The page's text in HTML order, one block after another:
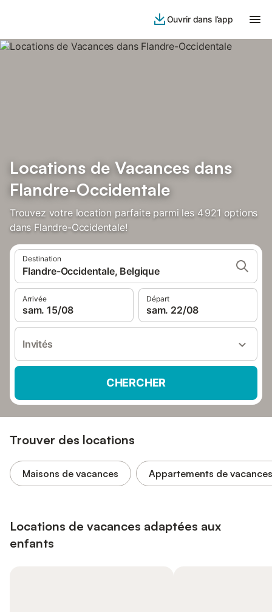
Ouvrir dans l’app
Locations de Vacances dans
Flandre-Occidentale
Trouvez votre location parfaite parmi les 4 921 options
dans Flandre-Occidentale!
Destination
Flandre-Occidentale, Belgique
Arrivée
sam. 15/08
Départ
sam. 22/08
Invités
CHERCHER
Trouver des locations
Maisons de vacances Appartements de vacances
Locations de vacances adaptées aux
enfants